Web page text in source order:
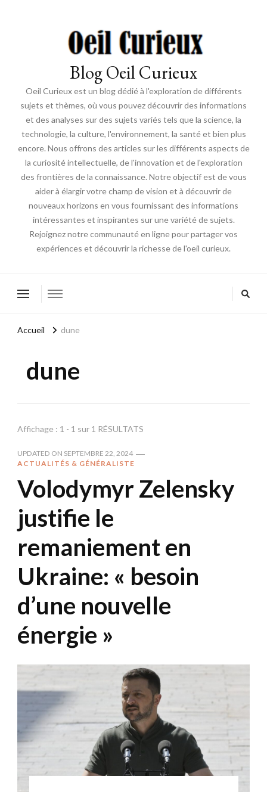
Blog Oeil Curieux
Oeil Curieux est un blog dédié à l'exploration de différents
sujets et thèmes, où vous pouvez découvrir des informations
et des analyses sur des sujets variés tels que la science, la
technologie, la culture, l'environnement, la santé et bien plus
encore. Nous offrons des articles sur les différents aspects de
la curiosité intellectuelle, de l'innovation et de l'exploration
des frontières de la connaissance. Notre objectif est de vous
aider à élargir votre champ de vision et à découvrir de
nouveaux horizons en vous fournissant des informations
intéressantes et inspirantes sur une variété de sujets.
Rejoignez notre communauté en ligne pour partager vos
expériences et découvrir la richesse de l'oeil curieux.
Accueil dune
dune
Affichage : 1 - 1 sur 1 RÉSULTATS
UPDATED ON SEPTEMBRE 22, 2024
ACTUALITÉS & GÉNÉRALISTE
Volodymyr Zelensky
justifie le
remaniement en
Ukraine: « besoin
d’une nouvelle
énergie »